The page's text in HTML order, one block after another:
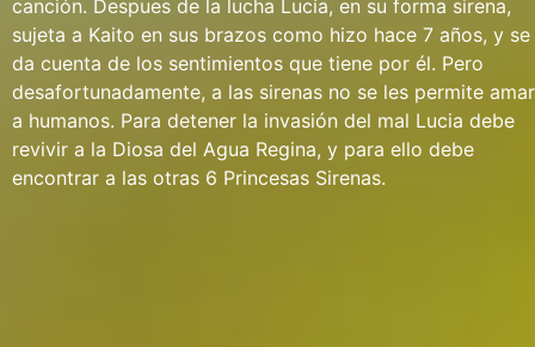
canción. Despues de la lucha Lucía, en su forma sirena,
sujeta a Kaito en sus brazos como hizo hace 7 años, y se
da cuenta de los sentimientos que tiene por él. Pero
desafortunadamente, a las sirenas no se les permite amar
a humanos. Para detener la invasión del mal Lucia debe
revivir a la Diosa del Agua Regina, y para ello debe
encontrar a las otras 6 Princesas Sirenas.